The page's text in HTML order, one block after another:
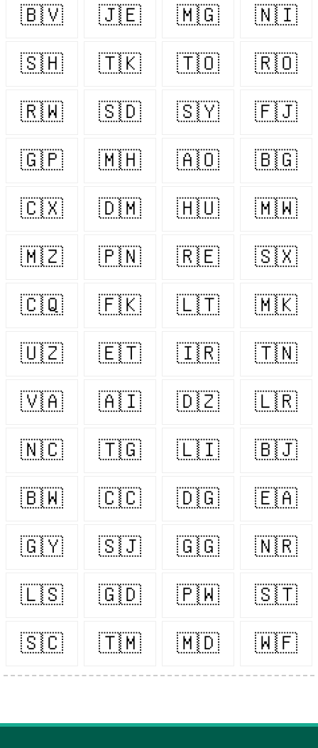
🇧🇻 🇯🇪 🇲🇬 🇳🇮
🇸🇭 🇹🇰 🇹🇴 🇷🇴
🇷🇼 🇸🇩 🇸🇾 🇫🇯
🇬🇵 🇲🇭 🇦🇴 🇧🇬
🇨🇽 🇩🇲 🇭🇺 🇲🇼
🇲🇿 🇵🇳 🇷🇪 🇸🇽
🇨🇶 🇫🇰 🇱🇹 🇲🇰
🇺🇿 🇪🇹 🇮🇷 🇹🇳
🇻🇦 🇦🇮 🇩🇿 🇱🇷
🇳🇨 🇹🇬 🇱🇮 🇧🇯
🇧🇼 🇨🇨 🇩🇬 🇪🇦
🇬🇾 🇸🇯 🇬🇬 🇳🇷
🇱🇸 🇬🇩 🇵🇼 🇸🇹
🇸🇨 🇹🇲 🇲🇩 🇼🇫